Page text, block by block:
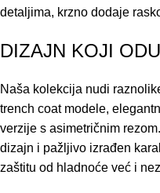
detaljima, krzno dodaje
DIZAJN KOJI
Naša kolekcija nudi
trench coat modele,
verzije s asimetričnim
dizajn i pažljivo izrađen
zaštitu od hladnoće već i